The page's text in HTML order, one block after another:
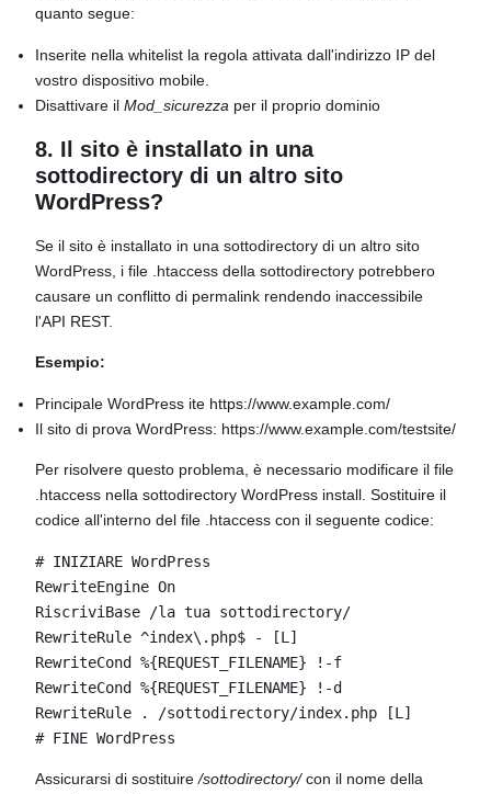
quanto segue:
Inserite nella whitelist la regola attivata dall'indirizzo IP del
vostro dispositivo mobile.
Disattivare il Mod_sicurezza per il proprio dominio
8. Il sito è installato in una
sottodirectory di un altro sito
WordPress?
Se il sito è installato in una sottodirectory di un altro sito
WordPress, i file .htaccess della sottodirectory potrebbero
causare un conflitto di permalink rendendo inaccessibile
l'API REST.
Esempio:
Principale WordPress ite https://www.example.com/
Il sito di prova WordPress: https://www.example.com/testsite/
Per risolvere questo problema, è necessario modificare il file
.htaccess nella sottodirectory WordPress install. Sostituire il
codice all'interno del file .htaccess con il seguente codice:
# INIZIARE WordPress
RewriteEngine On
RiscriviBase /la tua sottodirectory/
RewriteRule ^index\.php$ - [L]
RewriteCond %{REQUEST_FILENAME} !-f
RewriteCond %{REQUEST_FILENAME} !-d
RewriteRule . /sottodirectory/index.php [L]
# FINE WordPress
Assicurarsi di sostituire/sottodirectory/con il nome della